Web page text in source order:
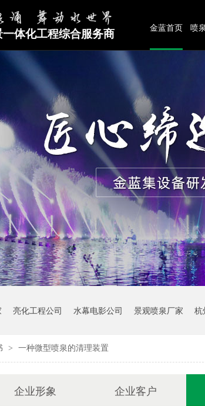
体化工程综合服务商 金蓝首页 喷
亮化工程公司 水幕电影公司 景观喷泉厂家 杭
> 一种微型喷泉的清理装置
企业形象 企业客户